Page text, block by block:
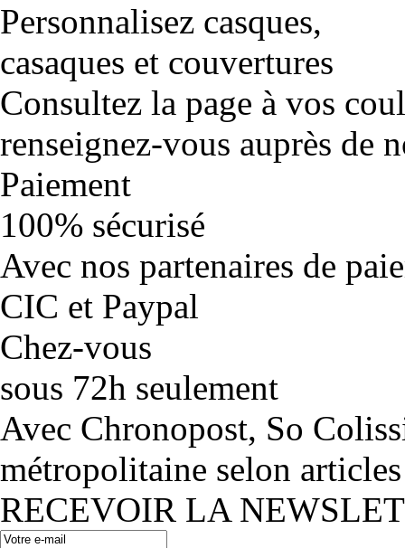
Personnalisez casques,
casaques et couvertures
Consultez la page à vos
renseignez-vous auprès de
Paiement
100% sécurisé
Avec nos partenaires de
CIC et Paypal
Chez-vous
sous 72h seulement
Avec Chronopost, So
métropolitaine selon
RECEVOIR LA